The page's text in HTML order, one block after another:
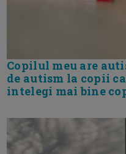
Copilul meu are
de autism la copii
intelegi mai bine